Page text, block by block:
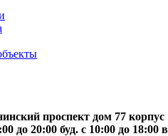
проспект дом 77 корпус
до 20:00 буд. с 10:00 до 18:00